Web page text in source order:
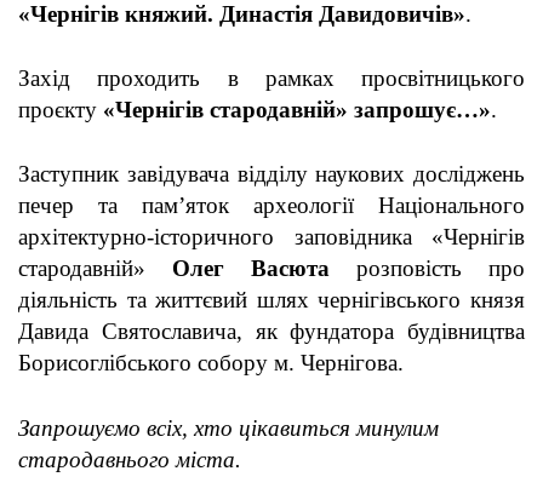
«Чернігів княжий. Династія Давидовичів».
Захід проходить в рамках просвітницького
проєкту «Чернігів стародавній» запрошує…».
Заступник завідувача відділу наукових досліджень
печер та пам’яток археології Національного
архітектурно-історичного заповідника «Чернігів
стародавній» Олег Васюта розповість про
діяльність та життєвий шлях чернігівського князя
Давида Святославича, як фундатора будівництва
Борисоглібського собору м. Чернігова.
Запрошуємо всіх, хто цікавиться минулим
стародавнього міста.